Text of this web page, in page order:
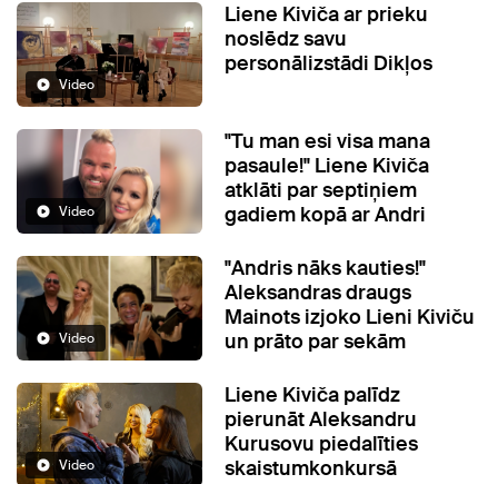
Video
Liene Kiviča ar prieku
noslēdz savu
personālizstādi Dikļos
Video
"Tu man esi visa mana
pasaule!" Liene Kiviča
atklāti par septiņiem
gadiem kopā ar Andri
Video
"Andris nāks kauties!"
Aleksandras draugs
Mainots izjoko Lieni Kiviču
un prāto par sekām
Video
Liene Kiviča palīdz
pierunāt Aleksandru
Kurusovu piedalīties
skaistumkonkursā